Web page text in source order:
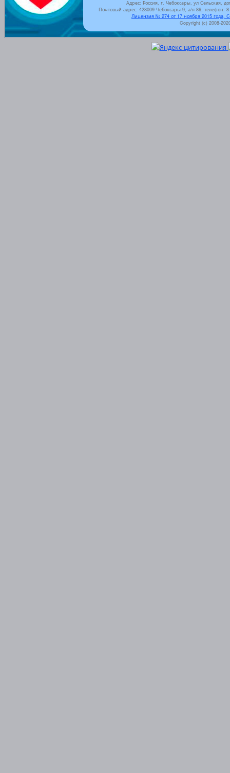
Адрес: Россия, г. Чебоксары, ул Сельская,
Почтовый адрес: 428009 Чебоксары-9, а/я 86, телефон:
Лицензия № 274 от 17 ноября 2015 года,
Copyright (c) 2008-